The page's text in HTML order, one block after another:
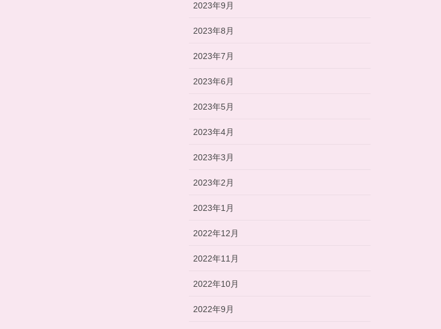
2023年9月
2023年8月
2023年7月
2023年6月
2023年5月
2023年4月
2023年3月
2023年2月
2023年1月
2022年12月
2022年11月
2022年10月
2022年9月